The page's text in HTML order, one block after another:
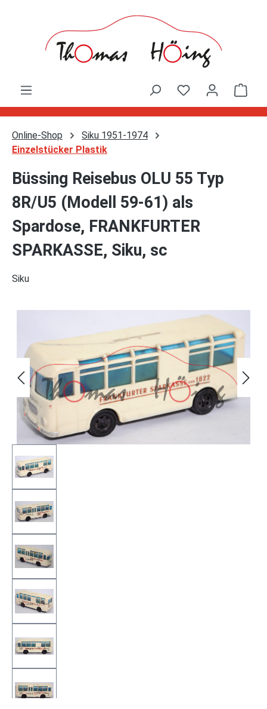
Online-Shop
Siku 1951-1974
Einzelstücker Plastik
Büssing Reisebus OLU 55 Typ
8R/U5 (Modell 59-61) als
Spardose, FRANKFURTER
SPARKASSE, Siku, sc
Siku